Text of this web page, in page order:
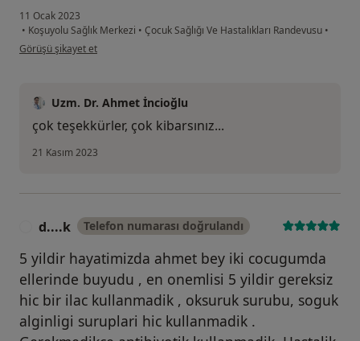
11 Ocak 2023
• Koşuyolu Sağlık Merkezi • Çocuk Sağlığı Ve Hastalıkları Randevusu •
kullanıcının görüşüne göre t....a
Görüşü şikayet et
Uzm. Dr. Ahmet İncioğlu
çok teşekkürler, çok kibarsınız...
21 Kasım 2023
d....k Telefon numarası doğrulandı
5 yildir hayatimizda ahmet bey iki cocugumda
ellerinde buyudu , en onemlisi 5 yildir gereksiz
hic bir ilac kullanmadik , oksuruk surubu, soguk
alginligi suruplari hic kullanmadik .